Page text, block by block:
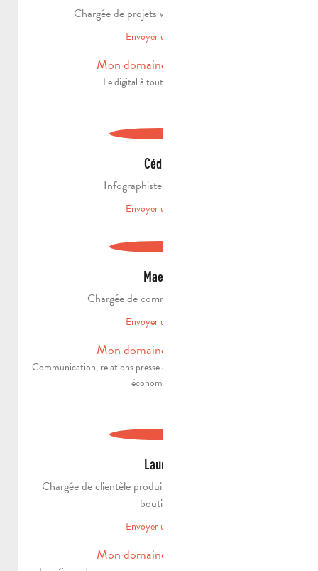
Chargée de projets web et social media
Envoyer un email
Mon domaine d'expertise
Le digital à toutes les sauces !
Cédric
Infographiste Multimédia
Envoyer un email
Maeva
Chargée de communication B2B
Envoyer un email
Mon domaine d'expertise
Communication, relations presse et accompagnement des acteurs
économiques !
Laurie
Chargée de clientèle produits groupes et gestion de la
boutique
Envoyer un email
Mon domaine d'expertise